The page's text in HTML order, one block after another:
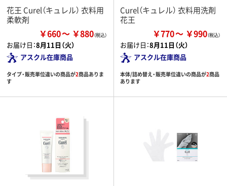
花王 Curel（キュレル） 衣料用
柔軟剤
￥660 ￥880
お届け日：8月11日（火）
アスクル在庫商品
タイプ・販売単位違いの商品が2商品ありま
す
Curel（キュレル） 衣料用洗剤
花王
￥770 ￥990
お届け日：8月11日（火）
アスクル在庫商品
本体/詰め替え・販売単位違いの商品が2商品
あります